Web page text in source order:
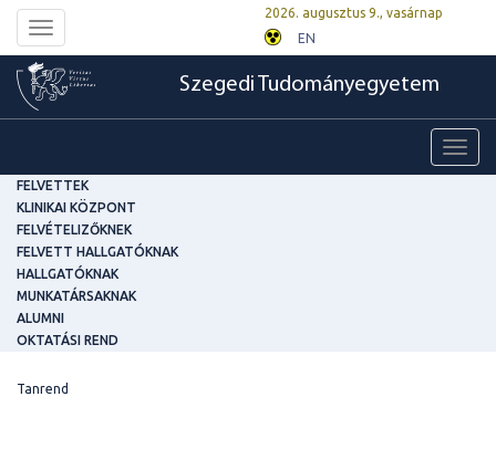
Toggle
navigation
2026. augusztus 9., vasárnap
EN
Szegedi Tudományegyetem
FELVETTEK
KLINIKAI KÖZPONT
FELVÉTELIZŐKNEK
FELVETT HALLGATÓKNAK
HALLGATÓKNAK
MUNKATÁRSAKNAK
ALUMNI
OKTATÁSI REND
Tanrend